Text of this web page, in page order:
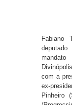
Fabiano
mandato
com a
ex-
Pinheiro